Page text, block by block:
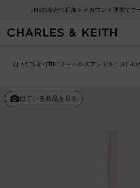
LINEお友だち追加＋アカウント連携でク
CHARLES & KEITH (チャールズアンドキース)
似ている商品を見る